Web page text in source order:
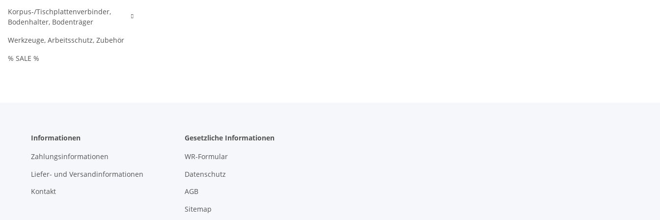
Korpus-/Tischplattenverbinder,
Bodenhalter, Bodenträger
Werkzeuge, Arbeitsschutz, Zubehör
% SALE %
Informationen
Zahlungsinformationen
Liefer- und Versandinformationen
Kontakt
Gesetzliche Informationen
WR-Formular
Datenschutz
AGB
Sitemap